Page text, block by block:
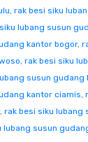
, rak besi siku
lubang susun
kantor bogor,
, rak besi siku
susun
kantor ciamis,
, rak besi siku lubang
lubang susun